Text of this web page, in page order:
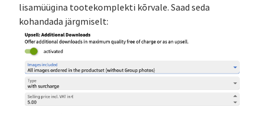
lisamüügina tootekomplekti kõrvale. Saad seda
kohandada järgmiselt: